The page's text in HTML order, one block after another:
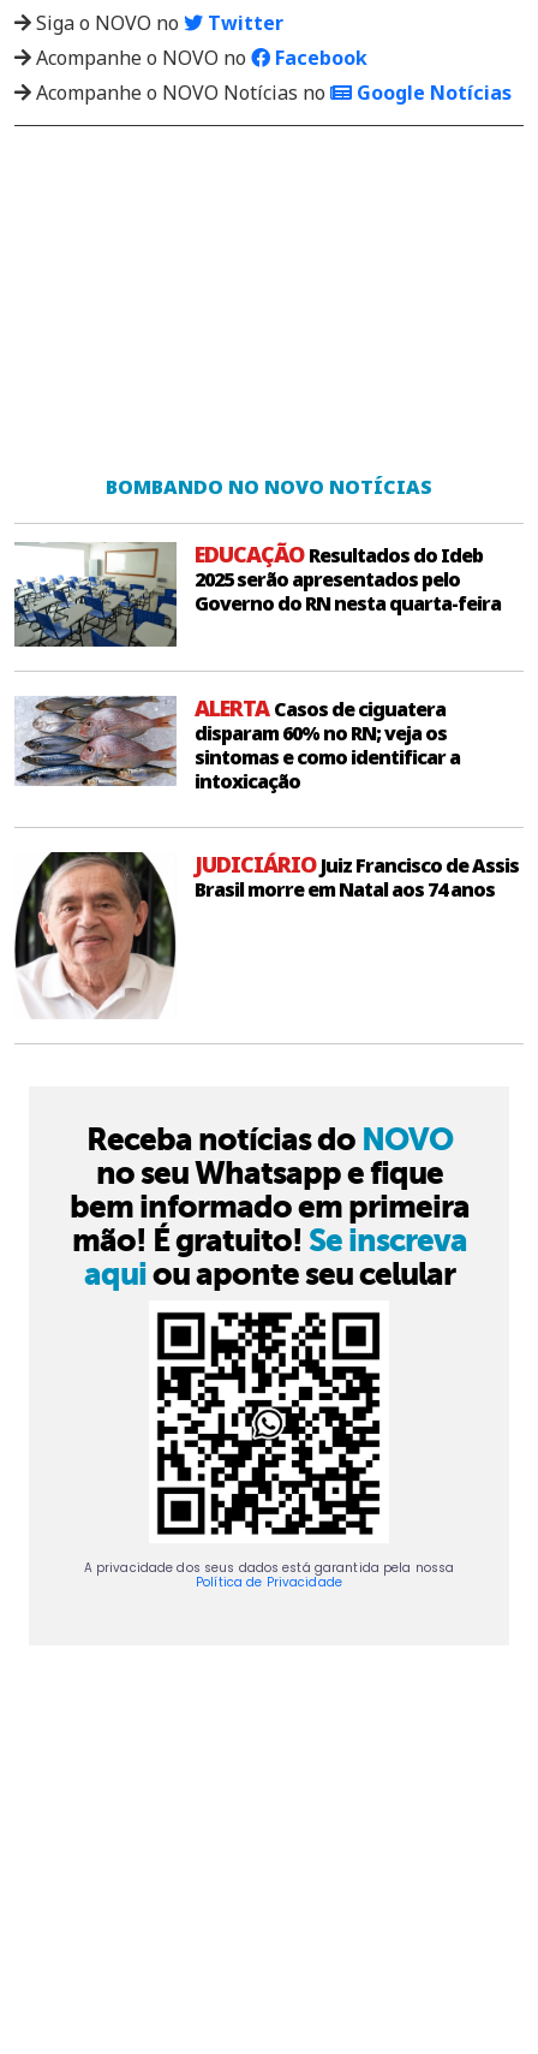
Siga o NOVO no
Twitter
Acompanhe o NOVO no
Facebook
Acompanhe o NOVO Notícias no
Google Notícias
BOMBANDO NO NOVO NOTÍCIAS
EDUCAÇÃOResultados do Ideb
2025 serão apresentados pelo
Governo do RN nesta quarta-feira
ALERTACasos de ciguatera
disparam 60% no RN; veja os
sintomas e como identificar a
intoxicação
JUDICIÁRIOJuiz Francisco de Assis
Brasil morre em Natal aos 74 anos
Receba notícias do NOVO
no seu Whatsapp e fique
bem informado em primeira
mão! É gratuito! Se inscreva
aquiou aponte seu celular
A privacidade dos seus dados está garantida pela nossa
Política de Privacidade